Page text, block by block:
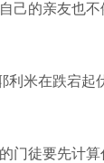
己的亲友也
利米在跌宕起
门徒要先计算